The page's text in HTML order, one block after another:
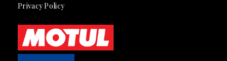
Privacy Policy